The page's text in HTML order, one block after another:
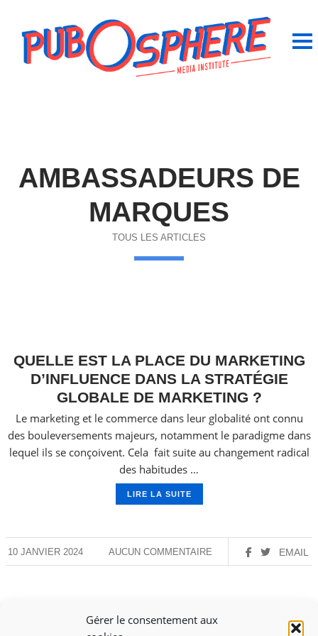
Gérer le consentement aux
AMBASSADEURS DE
MARQUES
TOUS LES ARTICLES
QUELLE EST LA PLACE DU MARKETING
D’INFLUENCE DANS LA STRATÉGIE
GLOBALE DE MARKETING ?
Le marketing et le commerce dans leur globalité ont connu
des bouleversements majeurs, notamment le paradigme dans
lequel ils se conçoivent. Cela fait suite au changement radical
des habitudes …
LIRE LA SUITE
10 JANVIER 2024 EMAIL
AUCUN COMMENTAIRE